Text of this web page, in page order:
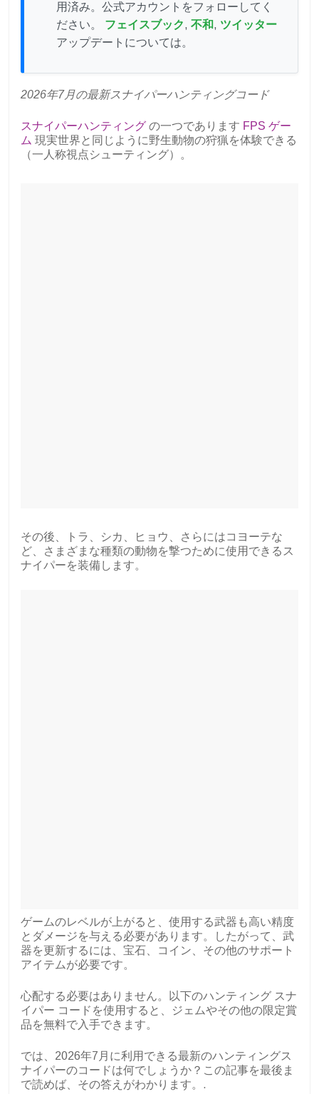
用済み。公式アカウントをフォローしてく
ださい。 フェイスブック, 不和, ツイッター
アップデートについては。
2026年7月の最新スナイパーハンティングコード
スナイパーハンティング の一つであります FPS ゲー
ム 現実世界と同じように野生動物の狩猟を体験できる
（一人称視点シューティング）。
その後、トラ、シカ、ヒョウ、さらにはコヨーテな
ど、さまざまな種類の動物を撃つために使用できるス
ナイパーを装備します。
ゲームのレベルが上がると、使用する武器も高い精度
とダメージを与える必要があります。したがって、武
器を更新するには、宝石、コイン、その他のサポート
アイテムが必要です。
心配する必要はありません。以下のハンティング スナ
イパー コードを使用すると、ジェムやその他の限定賞
品を無料で入手できます。
では、2026年7月に利用できる最新のハンティングス
ナイパーのコードは何でしょうか？この記事を最後ま
で読めば、その答えがわかります。.